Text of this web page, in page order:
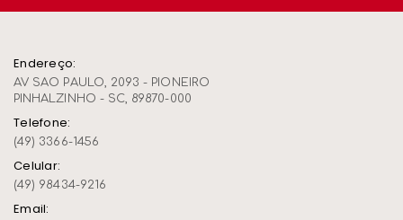
Endereço:
AV SAO PAULO, 2093 - PIONEIRO
PINHALZINHO - SC, 89870-000
Telefone:
(49) 3366-1456
Celular:
(49) 98434-9216
Email: